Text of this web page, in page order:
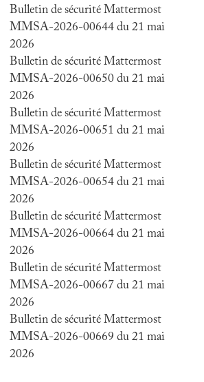
Bulletin de sécurité Mattermost
MMSA-2026-00644 du 21 mai
2026
Bulletin de sécurité Mattermost
MMSA-2026-00650 du 21 mai
2026
Bulletin de sécurité Mattermost
MMSA-2026-00651 du 21 mai
2026
Bulletin de sécurité Mattermost
MMSA-2026-00654 du 21 mai
2026
Bulletin de sécurité Mattermost
MMSA-2026-00664 du 21 mai
2026
Bulletin de sécurité Mattermost
MMSA-2026-00667 du 21 mai
2026
Bulletin de sécurité Mattermost
MMSA-2026-00669 du 21 mai
2026